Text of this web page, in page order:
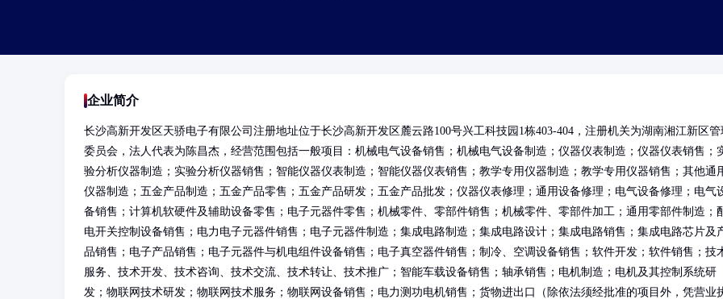
企业简介
长沙高新开发区天骄电子有限公司注册地址位于长沙高新开发区麓云路100号兴工科技园1栋403-404，注册机关为湖南湘江新区管
委员会，法人代表为陈昌杰，经营范围包括一般项目：机械电气设备销售；机械电气设备制造；仪器仪表制造；仪器仪表销售；
验分析仪器制造；实验分析仪器销售；智能仪器仪表制造；智能仪器仪表销售；教学专用仪器制造；教学专用仪器销售；其他通
仪器制造；五金产品制造；五金产品零售；五金产品研发；五金产品批发；仪器仪表修理；通用设备修理；电气设备修理；电气
备销售；计算机软硬件及辅助设备零售；电子元器件零售；机械零件、零部件销售；机械零件、零部件加工；通用零部件制造；
电开关控制设备销售；电力电子元器件销售；电子元器件制造；集成电路制造；集成电路设计；集成电路销售；集成电路芯片及
品销售；电子产品销售；电子元器件与机电组件设备销售；电子真空器件销售；制冷、空调设备销售；软件开发；软件销售；技
服务、技术开发、技术咨询、技术交流、技术转让、技术推广；智能车载设备销售；轴承销售；电机制造；电机及其控制系统研
发；物联网技术研发；物联网技术服务；物联网设备销售；电力测功电机销售；货物进出口（除依法须经批准的项目外，凭营业